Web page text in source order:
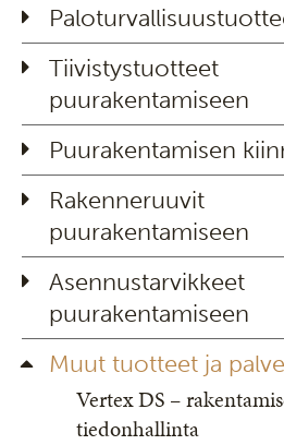
Tiivistystuotteet
puurakentamiseen
Puurakentamisen
Rakenneruuvit
puurakentamiseen
Asennustarvikkeet
puurakentamiseen
Muut tuotteet ja
Vertex DS –
tiedonhallinta